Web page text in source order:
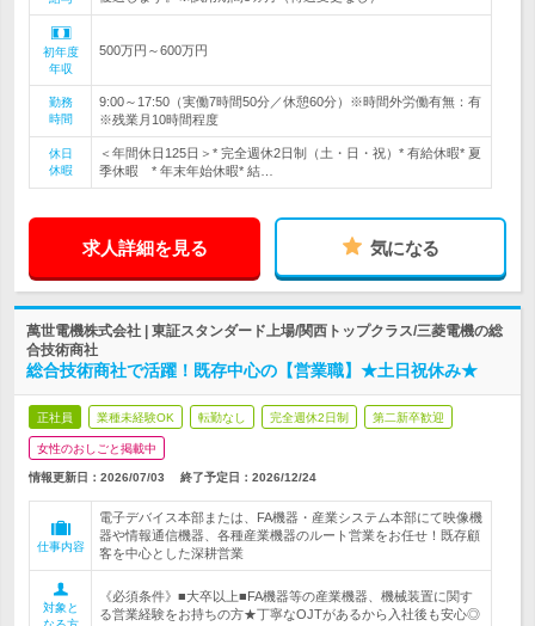
初年度
年収
500万円～600万円
勤務
時間
9:00～17:50（実働7時間50分／休憩60分）※時間外労働有無：有
※残業月10時間程度
休日
休暇
＜年間休日125日＞* 完全週休2日制（土・日・祝）* 有給休暇* 夏
季休暇 * 年末年始休暇* 結…
求人詳細を見る 気になる
萬世電機株式会社 | 東証スタンダード上場/関西トップクラス/三菱電機の総
合技術商社
総合技術商社で活躍！既存中心の【営業職】★土日祝休み★
正社員 業種未経験OK 転勤なし 完全週休2日制 第二新卒歓迎
女性のおしごと掲載中
情報更新日：2026/07/03 終了予定日： 2026/12/24
仕事内容
電子デバイス本部または、FA機器・産業システム本部にて映像機
器や情報通信機器、各種産業機器のルート営業をお任せ！既存顧
客を中心とした深耕営業
対象と
《必須条件》■大卒以上■FA機器等の産業機器、機械装置に関す
る営業経験をお持ちの方★丁寧なOJTがあるから入社後も安心◎